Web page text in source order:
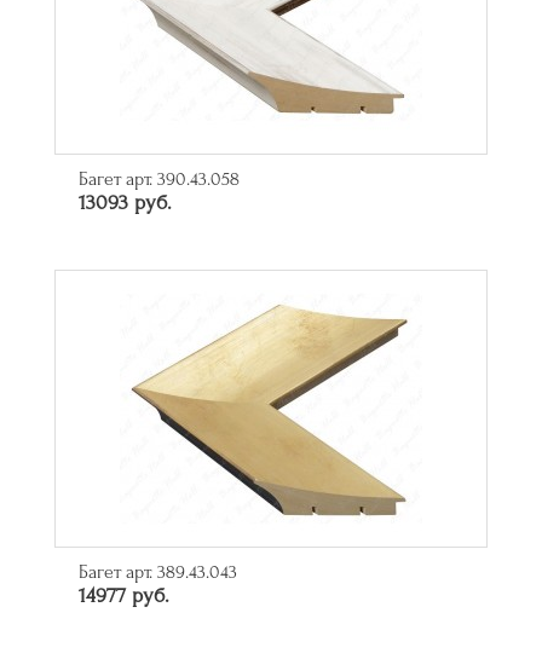
Багет арт. 390.43.058
13093 руб.
Багет арт. 389.43.043
14977 руб.